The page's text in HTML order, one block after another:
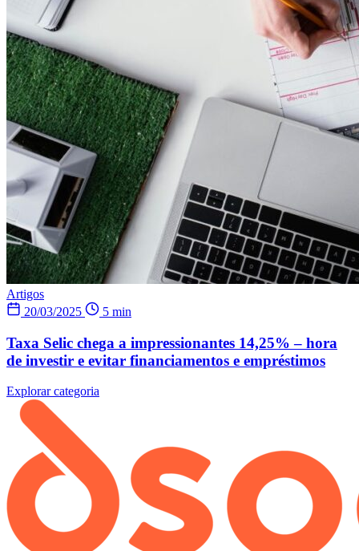
Artigos
20/03/2025
5 min
Taxa Selic chega a impressionantes 14,25% – hora
de investir e evitar financiamentos e empréstimos
Explorar categoria